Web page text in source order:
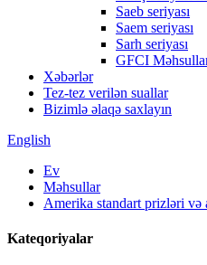
Saeb seriyası
Saem seriyası
Sarh seriyası
GFCI
Xəbərlər
Tez-tez verilən suallar
Bizimlə əlaqə saxlayın
English
Ev
Məhsullar
Amerika standart prizləri və
Kateqoriyalar